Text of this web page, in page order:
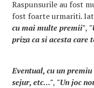
Raspunsurile au fost
fost foarte urmariti.
cu mai multe premii",
priza ca si acesta care
Eventual, cu un
sejur, etc...", "Un joc